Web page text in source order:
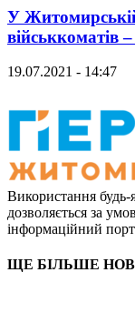
У Житомирській
військкоматів
19.07.2021 - 14:47
Використання будь-
дозволяється за
інформаційний
ЩЕ БІЛЬШЕ